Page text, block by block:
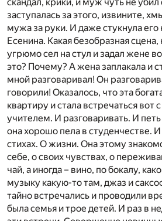
заступалась за этого, извините,
мужа за руки. И даже стукнула
Есенина. Какая безобразная
угрюмо сел на стул и задал жене
это? Почему? А жена заплакала и
мной разговаривал! Он
говорили! Оказалось, что эта
квартиру и стала встречаться вот
учителем. И разговаривать. И
она хорошо пела в студенчестве.
стихах. О жизни. Она этому
себе, о своих чувствах, о
чай, а иногда – вино, по бокалу,
музыку какую-то там, джаз и
тайно встречались и проводили
была семья и трое детей. И раз в